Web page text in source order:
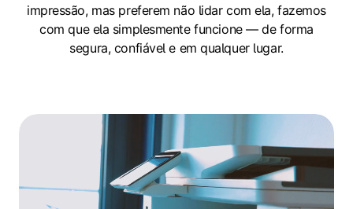
impressão, mas preferem não lidar com ela, fazemos
com que ela simplesmente funcione — de forma
segura, confiável e em qualquer lugar.